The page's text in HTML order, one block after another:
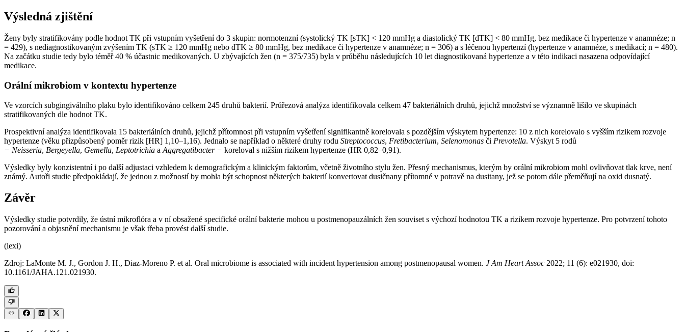
Výsledná zjištění
Ženy byly stratifikovány podle hodnot TK při vstupním vyšetření do 3 skupin: normotenzní (systolický TK [sTK] < 120 mmHg a diastolický TK [dTK] < 80 mmHg, bez medikace či hypertenze v anamnéze; n
= 429), s nediagnostikovaným zvýšením TK (sTK ≥ 120 mmHg nebo dTK ≥ 80 mmHg, bez medikace či hypertenze v anamnéze; n = 306) a s léčenou hypertenzí (hypertenze v anamnéze, s medikací; n = 480).
Na začátku studie tedy bylo téměř 40 % účastnic medikovaných. U zbývajících žen (n = 375/735) byla v průběhu následujících 10 let diagnostikovaná hypertenze a v této indikaci nasazena odpovídající
medikace.
Orální mikrobiom v kontextu hypertenze
Ve vzorcích subgingiválního plaku bylo identifikováno celkem 245 druhů bakterií. Průřezová analýza identifikovala celkem 47 bakteriálních druhů, jejichž množství se významně lišilo ve skupinách
stratifikovaných dle hodnot TK.
Prospektivní analýza identifikovala 15 bakteriálních druhů, jejichž přítomnost při vstupním vyšetření signifikantně korelovala s pozdějším výskytem hypertenze: 10 z nich korelovalo s vyšším rizikem rozvoje
hypertenze (věku přizpůsobený poměr rizik [HR] 1,10–1,16). Jednalo se například o některé druhy rodu Streptococcus, Fretibacterium, Selenomonas či Prevotella. Výskyt 5 rodů
− Neisseria, Bergeyella, Gemella, Leptotrichia a Aggregatibacter −⁠ koreloval s nižším rizikem hypertenze (HR 0,82–0,91).
Výsledky byly konzistentní i po další adjustaci vzhledem k demografickým a klinickým faktorům, včetně životního stylu žen. Přesný mechanismus, kterým by orální mikrobiom mohl ovlivňovat tlak krve, není
známý. Autoři studie předpokládají, že jednou z možností by mohla být schopnost některých bakterií konvertovat dusičnany přítomné v potravě na dusitany, jež se potom dále přeměňují na oxid dusnatý.
Závěr
Výsledky studie potvrdily, že ústní mikroflóra a v ní obsažené specifické orální bakterie mohou u postmenopauzálních žen souviset s výchozí hodnotou TK a rizikem rozvoje hypertenze. Pro potvrzení tohoto
pozorování a objasnění mechanismu je však třeba provést další studie.
(lexi)
Zdroj: LaMonte M. J., Gordon J. H., Diaz-Moreno P. et al. Oral microbiome is associated with incident hypertension among postmenopausal women. J Am Heart Assoc 2022; 11 (6): e021930, doi:
10.1161/JAHA.121.021930.